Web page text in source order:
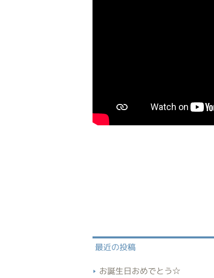
最近の投稿
お誕生日おめでとう☆